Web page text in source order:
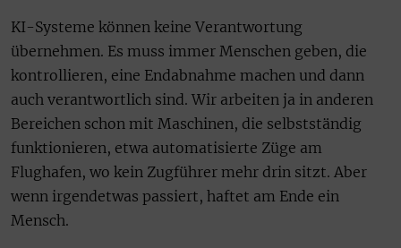
KI-Systeme können keine Verantwortung
übernehmen. Es muss immer Menschen geben, die
kontrollieren, eine Endabnahme machen und dann
auch verantwortlich sind. Wir arbeiten ja in anderen
Bereichen schon mit Maschinen, die selbstständig
funktionieren, etwa automatisierte Züge am
Flughafen, wo kein Zugführer mehr drin sitzt. Aber
wenn irgendetwas passiert, haftet am Ende ein
Mensch.